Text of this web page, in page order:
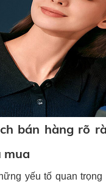
bán hàng rõ
mua
yếu tố quan